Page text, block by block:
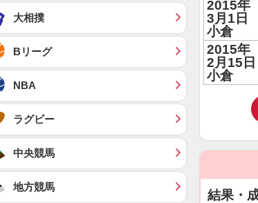
2015年
3月1日
小倉
2015年
2月15日
小倉
結果・
大相撲
Bリーグ
NBA
ラグビー
中央競馬
地方競馬